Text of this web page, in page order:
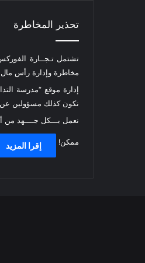
تحذير المخاطرة
تشتمل تـجــارة
مخاطرة وإدارة رأس
إدارة موقع “مدرسة
نكون كذلك مسؤولين عن
نعمل بـــكل جــــهد
ممكن! إقرا المزيد